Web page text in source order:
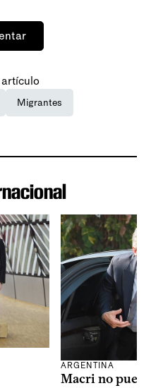
Migrantes
ARGENTINA
Macri no